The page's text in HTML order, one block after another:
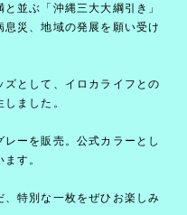
並ぶ「沖縄三大大綱引き」
災、地域の発展を願い受け
として、イロカライフとの
ました。
ーを販売。公式カラーとし
す。
特別な一枚をぜひお楽しみ